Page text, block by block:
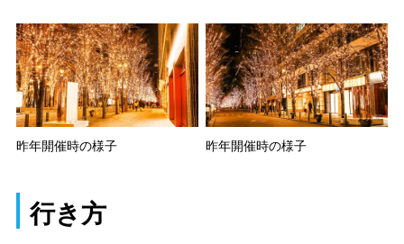
昨年開催時の様子 昨年開催時の様子
行き方